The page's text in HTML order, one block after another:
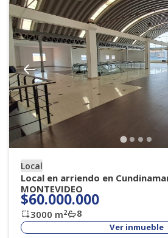
Local
Local en arriendo en
MONTEVIDEO
$60.000.000
3000 m2 8
Ver inmueble